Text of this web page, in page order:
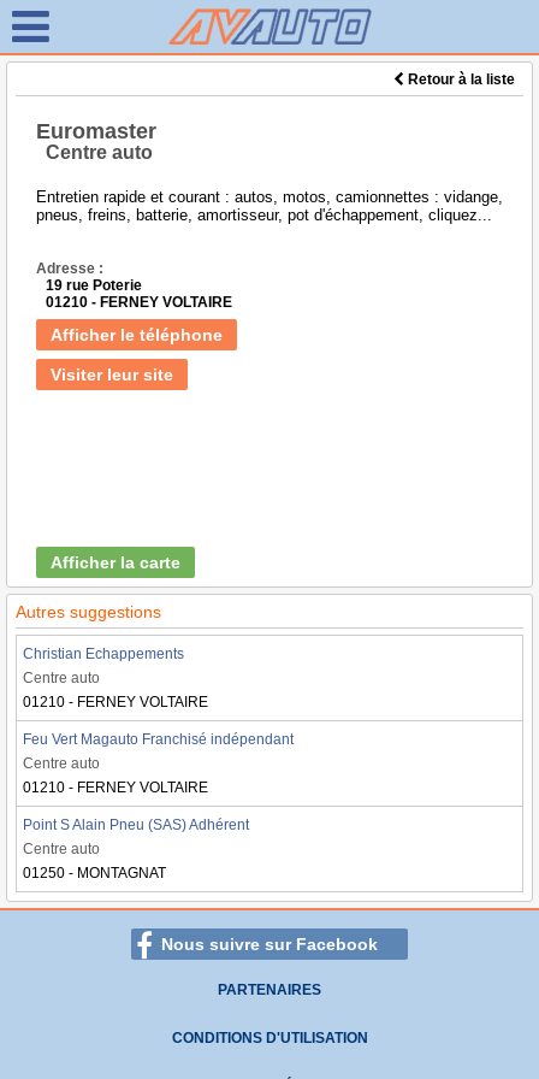
Retour à la liste
Euromaster
Centre auto
Entretien rapide et courant : autos, motos, camionnettes : vidange,
pneus, freins, batterie, amortisseur, pot d'échappement, cliquez...
Adresse :
19 rue Poterie
01210 - FERNEY VOLTAIRE
Afficher le téléphone
Visiter leur site
Afficher la carte
Autres suggestions
Christian Echappements
Centre auto
01210 - FERNEY VOLTAIRE
Feu Vert Magauto Franchisé indépendant
Centre auto
01210 - FERNEY VOLTAIRE
Point S Alain Pneu (SAS) Adhérent
Centre auto
01250 - MONTAGNAT
Nous suivre sur Facebook
PARTENAIRES
CONDITIONS D'UTILISATION